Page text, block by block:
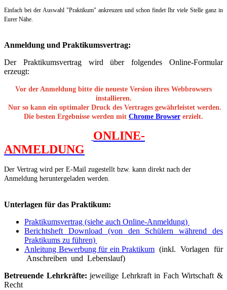
Einfach bei der Auswahl "Praktikum" ankreuzen und schon findet Ihr viele Stelle ganz in
Eurer Nähe.
Anmeldung und Praktikumsvertrag:
Der Praktikumsvertrag wird über folgendes Online-Formular
erzeugt:
Vor der Anmeldung bitte die neueste Version ihres Webbrowsers
installieren.
Nur so kann ein optimaler Druck des Vertrages gewährleistet werden.
Die besten Ergebnisse werden mit Chrome Browser erzielt.
ONLINE-
ANMELDUNG
Der Vertrag wird per E-Mail zugestellt bzw. kann direkt nach der
Anmeldung heruntergeladen werden.
Unterlagen für das Praktikum:
Praktikumsvertrag (siehe auch Online-Anmeldung)
Berichtsheft Download (von den Schülern während des
Praktikums zu führen)
Anleitung Bewerbung für ein Praktikum (inkl. Vorlagen für
Anschreiben und Lebenslauf)
Betreuende Lehrkräfte:jeweilige Lehrkraft in Fach Wirtschaft &
Recht